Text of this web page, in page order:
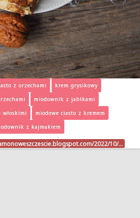
z orzechami
krem grysikowy
miodownik z jabłkami
włoskimi
miodowe ciasto z kremem
z kajmakiem
2022/10/…